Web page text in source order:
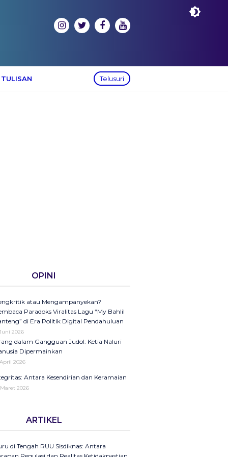
TULISAN Telusuri
OPINI
atau Mengampanyekan?
Paradoks Viralitas Lagu “My Bahlil
di Era Politik Digital Pendahuluan
2026
dalam Gangguan Judol: Ketia Naluri
Dipermainkan
2026
Antara Kesendirian dan Keramaian
2026
Koran ke Panggung Radio Serta
ARTIKEL
di Tengah RUU Sisdiknas: Antara